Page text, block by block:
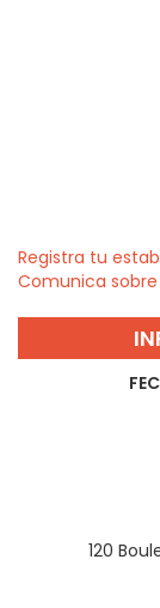
Registra tu
Comunica
120